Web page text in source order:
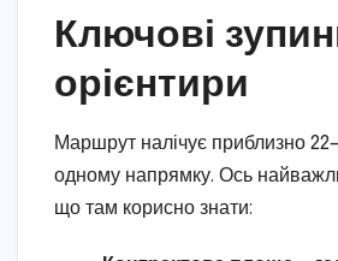
Ключові
орієнтири
Маршрут налічує приблизно
одному напрямку. Ось
що там корисно знати: